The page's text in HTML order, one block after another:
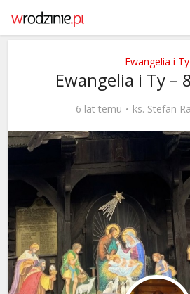
Ewangelia i Ty
Ewangelia i Ty –
6 lat temu ks. Stefan